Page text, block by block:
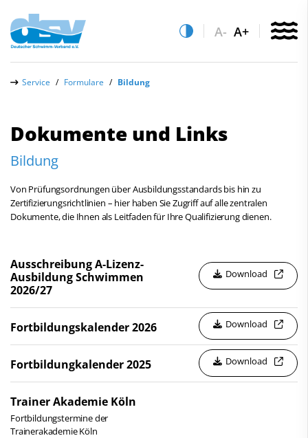
A- A+
Service Formulare Bildung
Dokumente und Links
Bildung
Von Prüfungsordnungen über Ausbildungsstandards bis hin zu
Zertifizierungsrichtlinien – hier haben Sie Zugriff auf alle zentralen
Dokumente, die Ihnen als Leitfaden für Ihre Qualifizierung dienen.
Ausschreibung A-Lizenz-
Ausbildung Schwimmen
2026/27
Download
Fortbildungskalender 2026 Download
Fortbildungkalender 2025 Download
Trainer Akademie Köln
Fortbildungstermine der
Trainerakademie Köln
Über uns
Leistungs- & Wettkampfsport
Schwimmen lernen
Sportentwicklung
Service
DSV
Wasserspringen
Wasserball
Masterssport
Quicklinks
Vereinsfinder
Lizenzwesen
Zentrale Hinweisstelle
Recht auf sicheren Schwimmsport
Abteilungen
Schwimmen
Wasserspringen
Synchronschwimmen
Masterssport